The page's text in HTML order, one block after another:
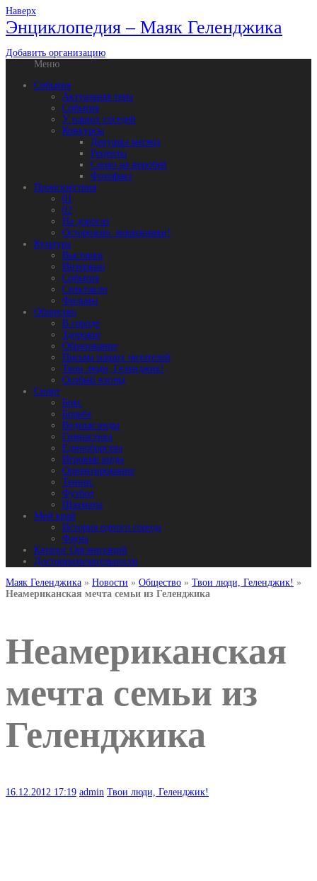
Наверх
Энциклопедия – Маяк Геленджика
Добавить организацию
Меню
События
Актуальная тема
События
У наших соседей
Конкурсы
Девушка месяца
Рецепты
Слово не воробей
Фотофакт
Происшествия
01
02
На дорогах
Осторожно: мошенники!
Культура
Выставки
Интервью
События
Спектакли
Фильмы
Общество
В городе
Здоровье
Образование
Письма наших читателей
Твои люди, Геленджик!
Особый взгляд
Спорт
Бокс
Борьба
Водные виды
Гимнастика
Единоборства
Игровые виды
Ориентирование
Теннис
Футбол
Шахматы
Мой край
История одного города
Фауна
Каталог Организаций
Достопримечательности
Маяк Геленджика » Новости » Общество » Твои люди, Геленджик! »
Неамериканская мечта семьи из Геленджика
Неамериканская
мечта семьи из
Геленджика
16.12.2012 17:19 admin Твои люди, Геленджик!